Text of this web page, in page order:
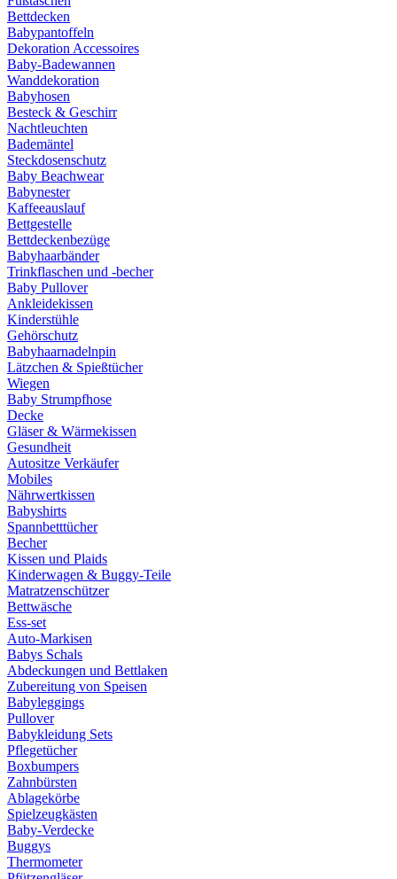
Bettdecken
Babypantoffeln
Dekoration Accessoires
Baby-Badewannen
Wanddekoration
Babyhosen
Besteck & Geschirr
Nachtleuchten
Bademäntel
Steckdosenschutz
Baby Beachwear
Babynester
Kaffeeauslauf
Bettgestelle
Bettdeckenbezüge
Babyhaarbänder
Trinkflaschen und -becher
Baby Pullover
Ankleidekissen
Kinderstühle
Gehörschutz
Babyhaarnadelnpin
Lätzchen & Spießtücher
Wiegen
Baby Strumpfhose
Decke
Gläser & Wärmekissen
Gesundheit
Autositze Verkäufer
Mobiles
Nährwertkissen
Babyshirts
Spannbetttücher
Becher
Kissen und Plaids
Kinderwagen & Buggy-Teile
Matratzenschützer
Bettwäsche
Ess-set
Auto-Markisen
Babys Schals
Abdeckungen und Bettlaken
Zubereitung von Speisen
Babyleggings
Pullover
Babykleidung Sets
Pflegetücher
Boxbumpers
Zahnbürsten
Ablagekörbe
Spielzeugkästen
Baby-Verdecke
Buggys
Thermometer